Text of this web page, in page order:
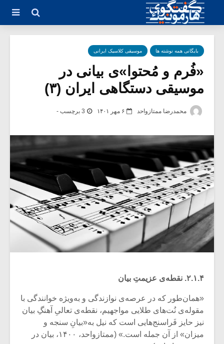
بایگانی همه نوشته ها موسیقی کلاسیک ایرانی
«فُرم و مُحتوا»ی بیانی در
موسیقی دستگاهی ایران (۳)
محمدرضا ممتازواحد ۶ مهر ۱۴۰۱ 3 برچسب -
۲.۱.۴. نقطه‌ی عزیمتِ بیان
«همان‌طور که در عرصه‌ی نوازندگی و به‌ویژه خوانندگی با
مقوله‌ی نُت‌های طلایی مواجهیم، نقطه‌ی تعالیِ آهنگِ بیان
نیز حایز فَراسنج‌هایی است که نیل به‌«بیانِ سنجه و
میزان» از آن جمله است.» (ممتازواحد، ۱۴۰۰، بیان در